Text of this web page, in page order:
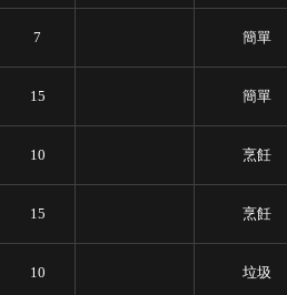
7 簡單
15 簡單
10 烹飪
15 烹飪
10 垃圾